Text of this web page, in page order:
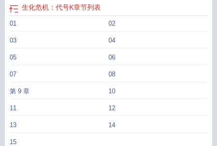
生化危机：代号K章节列表
01 02
03 04
05 06
07 08
第 9 章 10
11 12
13 14
15